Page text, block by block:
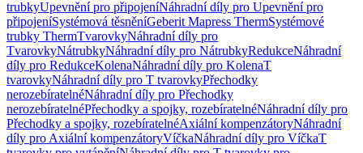
trubkyUpevnění pro připojeníNáhradní díly pro Upevnění pro
připojeníSystémová těsněníGeberit Mapress ThermSystémové
trubky ThermTvarovkyNáhradní díly pro
TvarovkyNátrubkyNáhradní díly pro NátrubkyRedukceNáhradní
díly pro RedukceKolenaNáhradní díly pro KolenaT
tvarovkyNáhradní díly pro T tvarovkyPřechodky
nerozebíratelnéNáhradní díly pro Přechodky
nerozebíratelnéPřechodky a spojky, rozebíratelnéNáhradní díly pro
Přechodky a spojky, rozebíratelnéAxiální kompenzátoryNáhradní
díly pro Axiální kompenzátoryVíčkaNáhradní díly pro VíčkaT